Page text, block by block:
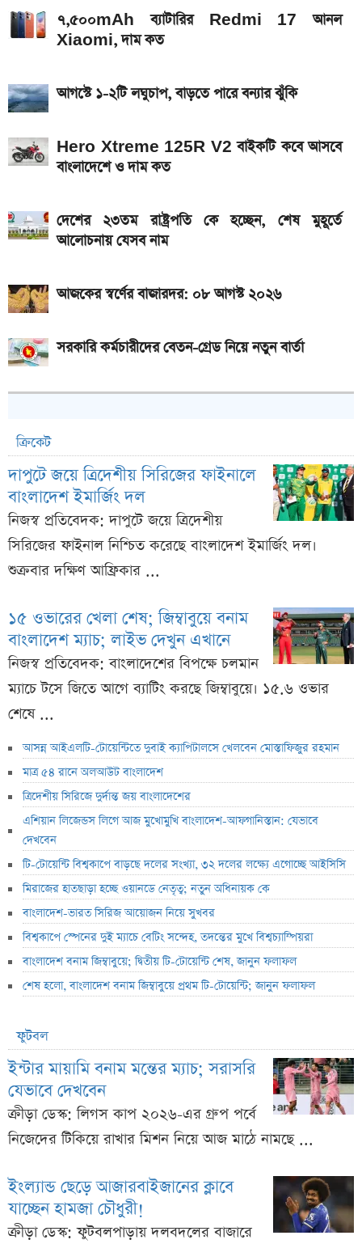
iQOO Z11-এ থাকছে ৬.৮৩ ইঞ্চির কার্ভড AMOLED
ডিসপ্লে, থাকছে সরু ফ্রেম
২০২৬ সালের প্রথম পূর্ণগ্রাস সূর্যগ্রহণ কবে, কোথা থেকে দেখা
যাবে
৭,৫০০mAh ব্যাটারির Redmi 17 আনল
Xiaomi, দাম কত
আগস্টে ১-২টি লঘুচাপ, বাড়তে পারে বন্যার ঝুঁকি
Hero Xtreme 125R V2 বাইকটি কবে আসবে
বাংলাদেশে ও দাম কত
দেশের ২৩তম রাষ্ট্রপতি কে হচ্ছেন, শেষ মুহূর্তে
আলোচনায় যেসব নাম
আজকের স্বর্ণের বাজারদর: ০৮ আগস্ট ২০২৬
সরকারি কর্মচারীদের বেতন-গ্রেড নিয়ে নতুন বার্তা
ক্রিকেট
দাপুটে জয়ে ত্রিদেশীয় সিরিজের ফাইনালে
বাংলাদেশ ইমার্জিং দল
নিজস্ব প্রতিবেদক: দাপুটে জয়ে ত্রিদেশীয়
সিরিজের ফাইনাল নিশ্চিত করেছে বাংলাদেশ ইমার্জিং দল।
শুক্রবার দক্ষিণ আফ্রিকার ...
১৫ ওভারের খেলা শেষ; জিম্বাবুয়ে বনাম
বাংলাদেশ ম্যাচ; লাইভ দেখুন এখানে
নিজস্ব প্রতিবেদক: বাংলাদেশের বিপক্ষে চলমান
ম্যাচে টসে জিতে আগে ব্যাটিং করছে জিম্বাবুয়ে। ১৫.৬ ওভার
শেষে ...
আসন্ন আইএলটি-টোয়েন্টিতে দুবাই ক্যাপিটালসে খেলবেন মোস্তাফিজুর রহমান
মাত্র ৫৪ রানে অলআউট বাংলাদেশ
ত্রিদেশীয় সিরিজে দুর্দান্ত জয় বাংলাদেশের
এশিয়ান লিজেন্ডস লিগে আজ মুখোমুখি বাংলাদেশ-আফগানিস্তান: যেভাবে
দেখবেন
টি-টোয়েন্টি বিশ্বকাপে বাড়ছে দলের সংখ্যা, ৩২ দলের লক্ষ্যে এগোচ্ছে আইসিসি
মিরাজের হাতছাড়া হচ্ছে ওয়ানডে নেতৃত্ব; নতুন অধিনায়ক কে
বাংলাদেশ-ভারত সিরিজ আয়োজন নিয়ে সুখবর
বিশ্বকাপে স্পেনের দুই ম্যাচে বেটিং সন্দেহ, তদন্তের মুখে বিশ্বচ্যাম্পিয়রা
বাংলাদেশ বনাম জিম্বাবুয়ে; দ্বিতীয় টি-টোয়েন্টি শেষ, জানুন ফলাফল
শেষ হলো, বাংলাদেশ বনাম জিম্বাবুয়ে প্রথম টি-টোয়েন্টি; জানুন ফলাফল
ফুটবল
ইন্টার মায়ামি বনাম মন্তের ম্যাচ; সরাসরি
যেভাবে দেখবেন
ক্রীড়া ডেস্ক: লিগস কাপ ২০২৬-এর গ্রুপ পর্বে
নিজেদের টিকিয়ে রাখার মিশন নিয়ে আজ মাঠে নামছে ...
ইংল্যান্ড ছেড়ে আজারবাইজানের ক্লাবে
যাচ্ছেন হামজা চৌধুরী!
ক্রীড়া ডেস্ক: ফুটবলপাড়ায় দলবদলের বাজারে